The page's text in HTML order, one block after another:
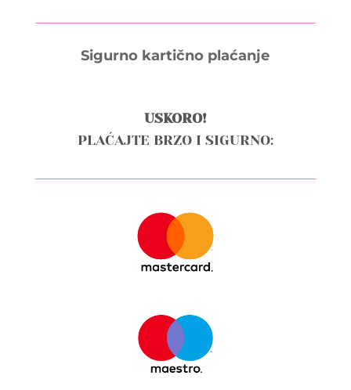
Sigurno kartično plaćanje
USKORO!
PLAĆAJTE BRZO I SIGURNO: